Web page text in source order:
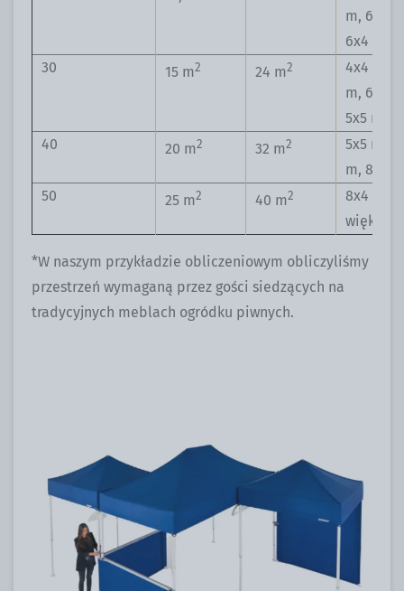
m, 6x3
6x4 m
30
15 m2 24 m2
4x4 m,
m, 6x4
5x5 m
40
20 m2 32 m2
5x5 m,
m, 8x4 m
50
25 m2 40 m2
8x4 m i
większe
*W naszym przykładzie obliczeniowym obliczyliśmy
przestrzeń wymaganą przez gości siedzących na
tradycyjnych meblach ogródku piwnych.